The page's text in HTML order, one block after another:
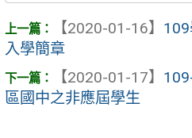
【2020-01-16】
入學簡章
【2020-01-17】
區國中之非應屆學生